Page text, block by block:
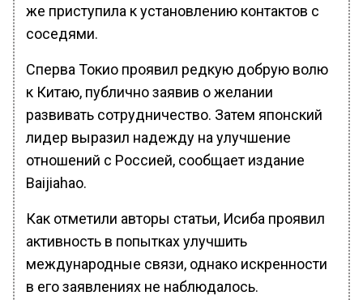
же приступила к установлению контактов с
соседями.
Сперва Токио проявил редкую добрую волю
к Китаю, публично заявив о желании
развивать сотрудничество. Затем японский
лидер выразил надежду на улучшение
отношений с Россией, сообщает издание
Baijiahao.
Как отметили авторы статьи, Исиба проявил
активность в попытках улучшить
международные связи, однако искренности
в его заявлениях не наблюдалось.